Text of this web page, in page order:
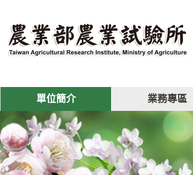
單位簡介 業務專區